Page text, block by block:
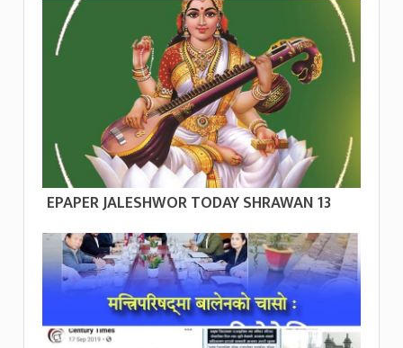
EPAPER JALESHWOR TODAY SHRAWAN 13